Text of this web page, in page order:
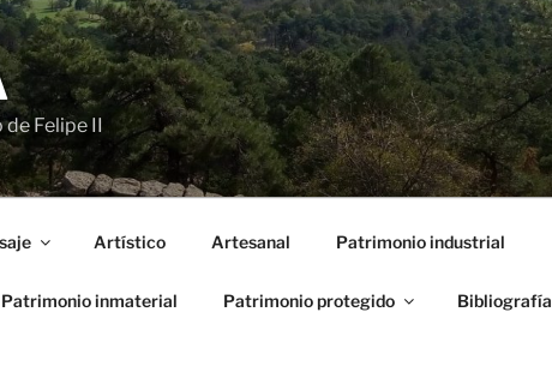
Felipe II
Artístico Artesanal Patrimonio industrial
Patrimonio inmaterial Patrimonio protegido Bibliografía